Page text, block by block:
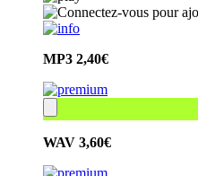
MP3 2,40€
WAV 3,60€